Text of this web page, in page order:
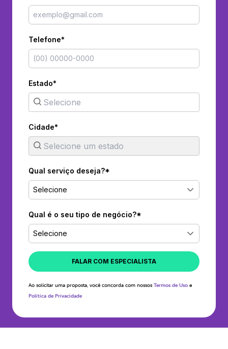
Telefone*
Estado*
Cidade*
Qual serviço deseja?*
Selecione
Qual é o seu tipo de negócio?*
Selecione
FALAR COM ESPECIALISTA
Ao solicitar uma proposta, você concorda com nossos Termos de Uso e
Política de Privacidade